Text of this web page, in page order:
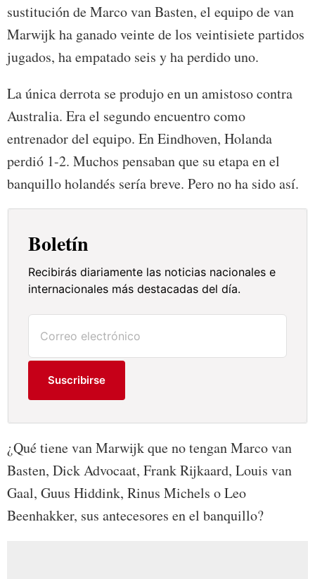
sustitución de Marco van Basten, el equipo de van
Marwijk ha ganado veinte de los veintisiete partidos
jugados, ha empatado seis y ha perdido uno.
La única derrota se produjo en un amistoso contra
Australia. Era el segundo encuentro como
entrenador del equipo. En Eindhoven, Holanda
perdió 1-2. Muchos pensaban que su etapa en el
banquillo holandés sería breve. Pero no ha sido así.
Boletín
Recibirás diariamente las noticias nacionales e
internacionales más destacadas del día.
Suscribirse
¿Qué tiene van Marwijk que no tengan Marco van
Basten, Dick Advocaat, Frank Rijkaard, Louis van
Gaal, Guus Hiddink, Rinus Michels o Leo
Beenhakker, sus antecesores en el banquillo?